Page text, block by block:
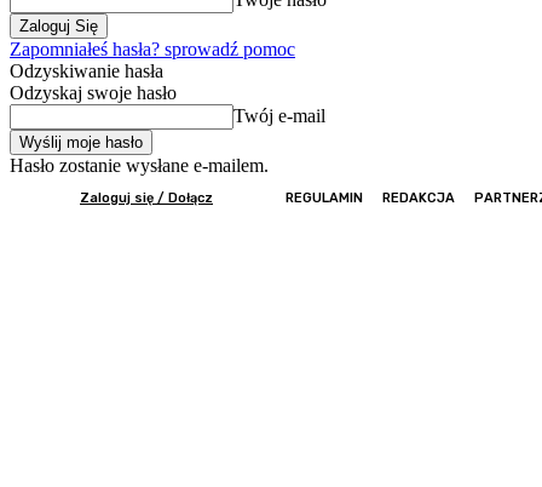
Zapomniałeś hasła? sprowadź pomoc
Odzyskiwanie hasła
Odzyskaj swoje hasło
Twój e-mail
Hasło zostanie wysłane e-mailem.
Zaloguj się / Dołącz REGULAMIN REDAKCJA